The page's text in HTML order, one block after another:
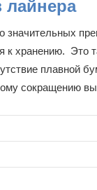
лайнера
значительных
к хранению. Это
плавной
сокращению